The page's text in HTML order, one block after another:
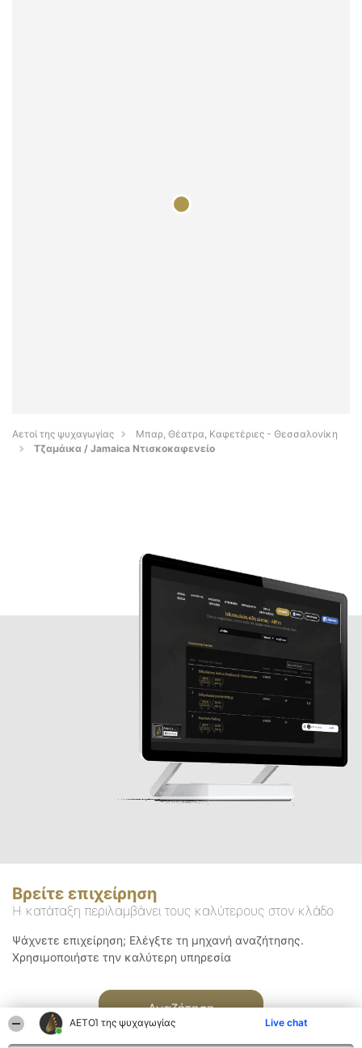
ΑΕΤΟΊ της ψυχαγωγίας Live chat
Αετοί της ψυχαγωγίας
Μπαρ, Θέατρα, Καφετέριες - Θεσσαλονίκη
Τζαμάικα / Jamaica Ντισκοκαφενείο
Βρείτε επιχείρηση
Η κατάταξη περιλαμβάνει τους καλύτερους στον κλάδο
Ψάχνετε επιχείρηση; Ελέγξτε τη μηχανή αναζήτησης.
Χρησιμοποιήστε την καλύτερη υπηρεσία
Αναζήτηση